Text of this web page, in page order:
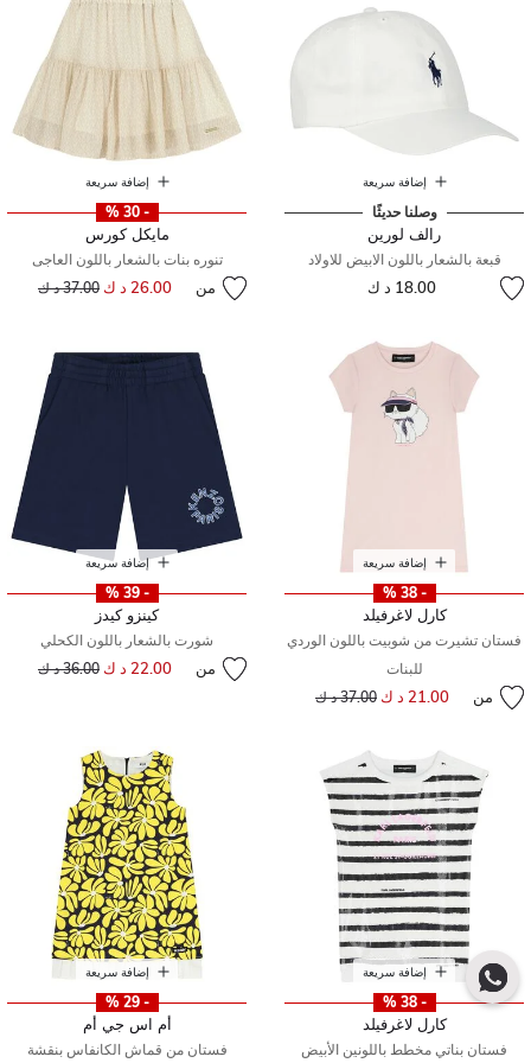
إضافة سريعة
وصلنا حديثًا
رالف لورين
قبعة بالشعار باللون الابيض للاولاد
18.00 د ك
إضافة سريعة
- 30 %
مايكل كورس
تنوره بنات بالشعار باللون العاجى
من 26.00 د ك سعر مخفض من
37.00 د ك إلى
إضافة سريعة
- 38 %
كارل لاغرفيلد
فستان تشيرت من شوبيت باللون الوردي
للبنات
من 21.00 د ك سعر مخفض من
37.00 د ك
إضافة سريعة
- 39 %
كينزو كيدز
شورت بالشعار باللون الكحلي
من 22.00 د ك سعر مخفض من
36.00 د ك إلى
إضافة سريعة
- 38 %
كارل لاغرفيلد
فستان بناتي مخطط باللونين الأبيض
إضافة سريعة
- 29 %
أم اس جي أم
فستان من قماش الكانفاس بنقشة